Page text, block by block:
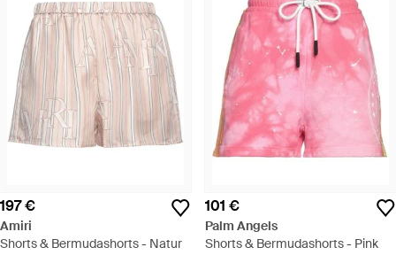
197 €
Amiri
Shorts & Bermudashorts - Natur
101 €
Palm Angels
Shorts & Bermudashorts - Pink